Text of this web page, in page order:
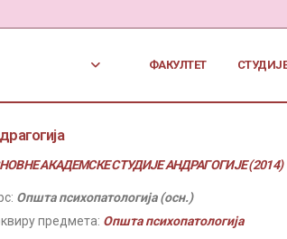
ФАКУЛТЕТ
АКАДЕМСКЕ СТУДИЈЕ АНДРАГОГИЈЕ (2014)
Општа психопатологија (осн.)
предмета: Општа психопатологија